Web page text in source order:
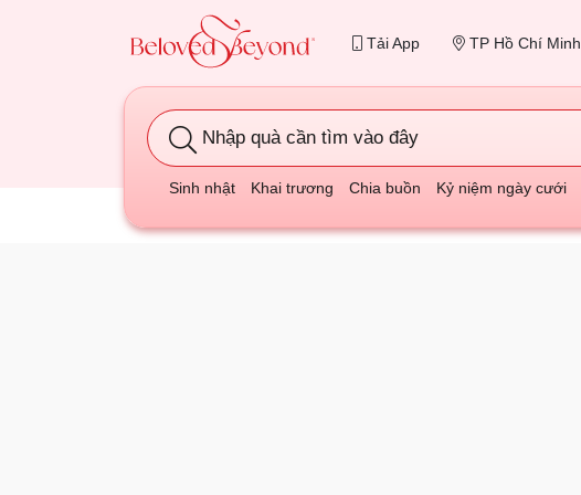
Tải App TP Hồ Chí Minh
Nhập quà cần tìm vào đây
Sinh nhật Khai trương Chia buồn Kỷ niệm ngày cưới